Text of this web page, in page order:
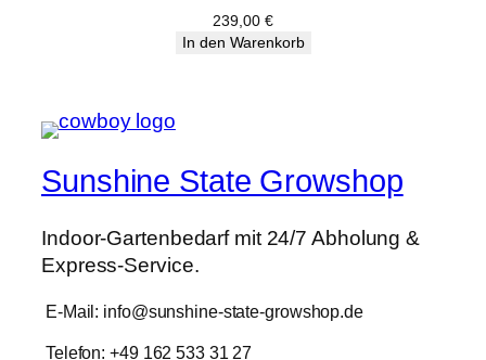
239,00 €
In den Warenkorb
Sunshine State Growshop
Indoor-Gartenbedarf mit 24/7 Abholung &
Express-Service.
E-Mail: info@sunshine-state-growshop.de
Telefon: +49 162 533 31 27